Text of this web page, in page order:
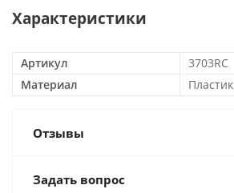
Характеристики
Артикул
3703RC
Материал
Пластик
Отзывы
Задать вопрос